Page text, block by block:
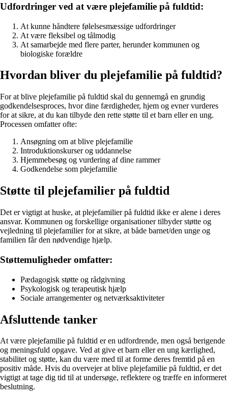
Udfordringer ved at være plejefamilie på fuldtid:
At kunne håndtere følelsesmæssige udfordringer
At være fleksibel og tålmodig
At samarbejde med flere parter, herunder kommunen og
biologiske forældre
Hvordan bliver du plejefamilie på fuldtid?
For at blive plejefamilie på fuldtid skal du gennemgå en grundig
godkendelsesproces, hvor dine færdigheder, hjem og evner vurderes
for at sikre, at du kan tilbyde den rette støtte til et barn eller en ung.
Processen omfatter ofte:
Ansøgning om at blive plejefamilie
Introduktionskurser og uddannelse
Hjemmebesøg og vurdering af dine rammer
Godkendelse som plejefamilie
Støtte til plejefamilier på fuldtid
Det er vigtigt at huske, at plejefamilier på fuldtid ikke er alene i deres
ansvar. Kommunen og forskellige organisationer tilbyder støtte og
vejledning til plejefamilier for at sikre, at både barnet/den unge og
familien får den nødvendige hjælp.
Støttemuligheder omfatter:
Pædagogisk støtte og rådgivning
Psykologisk og terapeutisk hjælp
Sociale arrangementer og netværksaktiviteter
Afsluttende tanker
At være plejefamilie på fuldtid er en udfordrende, men også berigende
og meningsfuld opgave. Ved at give et barn eller en ung kærlighed,
stabilitet og støtte, kan du være med til at forme deres fremtid på en
positiv måde. Hvis du overvejer at blive plejefamilie på fuldtid, er det
vigtigt at tage dig tid til at undersøge, reflektere og træffe en informeret
beslutning.